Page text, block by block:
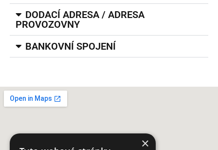
DODACÍ ADRESA / ADRESA
PROVOZOVNY
BANKOVNÍ SPOJENÍ
×